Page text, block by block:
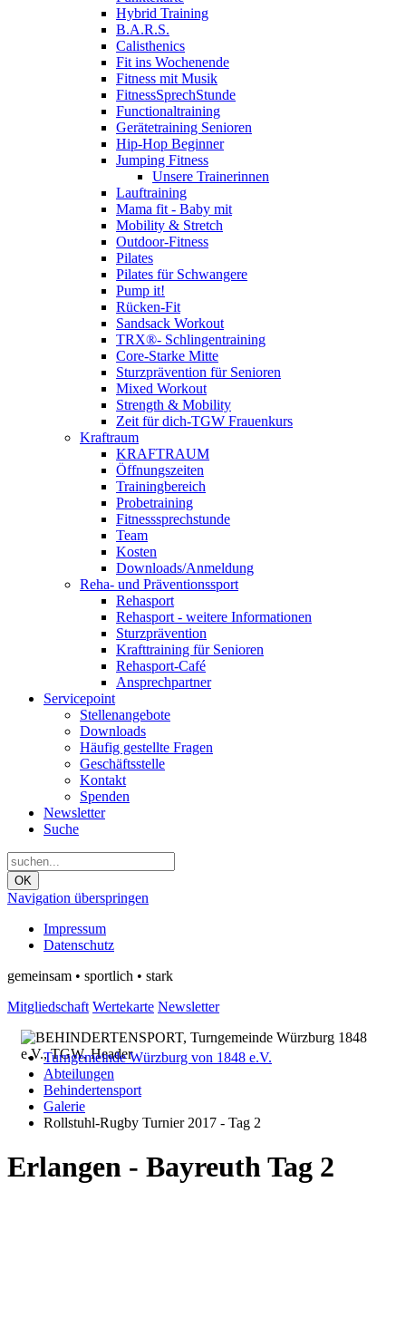
Hybrid Training
B.A.R.S.
Calisthenics
Fit ins Wochenende
Fitness mit Musik
FitnessSprechStunde
Functionaltraining
Gerätetraining Senioren
Hip-Hop Beginner
Jumping Fitness
Unsere Trainerinnen
Lauftraining
Mama fit - Baby mit
Mobility & Stretch
Outdoor-Fitness
Pilates
Pilates für Schwangere
Pump it!
Rücken-Fit
Sandsack Workout
TRX®- Schlingentraining
Core-Starke Mitte
Sturzprävention für Senioren
Mixed Workout
Strength & Mobility
Zeit für dich-TGW Frauenkurs
Kraftraum
KRAFTRAUM
Öffnungszeiten
Trainingbereich
Probetraining
Fitnesssprechstunde
Team
Kosten
Downloads/Anmeldung
Reha- und Präventionssport
Rehasport
Rehasport - weitere Informationen
Sturzprävention
Krafttraining für Senioren
Rehasport-Café
Ansprechpartner
Servicepoint
Stellenangebote
Downloads
Häufig gestellte Fragen
Geschäftsstelle
Kontakt
Spenden
Newsletter
Suche
OK
Navigation überspringen
Impressum
Datenschutz
gemeinsam • sportlich • stark
Mitgliedschaft Wertekarte Newsletter
Turngemeinde Würzburg von 1848 e.V.
Abteilungen
Behindertensport
Galerie
Rollstuhl-Rugby Turnier 2017 - Tag 2
Erlangen - Bayreuth Tag 2